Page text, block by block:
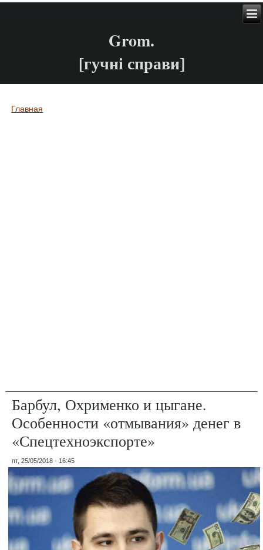
Grom.
[гучні справи]
Вы здесь
Главная
Барбул, Охрименко и цыгане.
Особенности «отмывания» денег в
«Спецтехноэкспорте»
пт, 25/05/2018 - 16:45